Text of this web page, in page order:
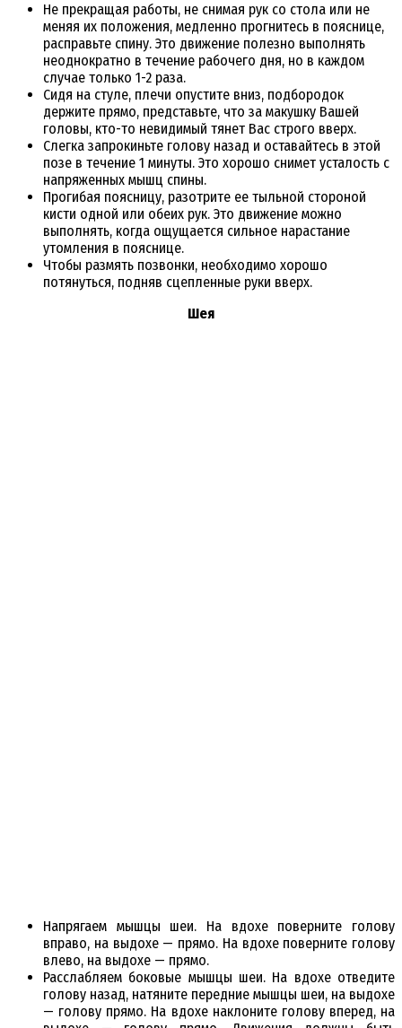
Не прекращая работы, не снимая рук со стола или не
меняя их положения, медленно прогнитесь в пояснице,
расправьте спину. Это движение полезно выполнять
неоднократно в течение рабочего дня, но в каждом
случае только 1-2 раза.
Сидя на стуле, плечи опустите вниз, подбородок
держите прямо, представьте, что за макушку Вашей
головы, кто-то невидимый тянет Вас строго вверх.
Слегка запрокиньте голову назад и оставайтесь в этой
позе в течение 1 минуты. Это хорошо снимет усталость с
напряженных мышц спины.
Прогибая поясницу, разотрите ее тыльной стороной
кисти одной или обеих рук. Это движение можно
выполнять, когда ощущается сильное нарастание
утомления в пояснице.
Чтобы размять позвонки, необходимо хорошо
потянуться, подняв сцепленные руки вверх.
Шея
Напрягаем мышцы шеи. На вдохе поверните голову
вправо, на выдохе — прямо. На вдохе поверните голову
влево, на выдохе — прямо.
Расслабляем боковые мышцы шеи. На вдохе отведите
голову назад, натяните передние мышцы шеи, на выдохе
— голову прямо. На вдохе наклоните голову вперед, на